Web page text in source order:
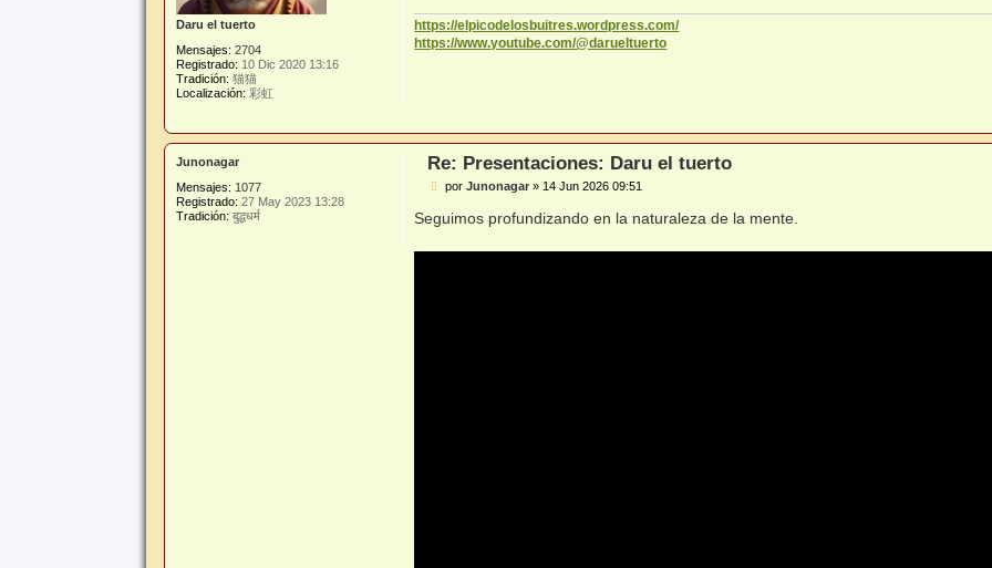
Daru el tuerto
Mensajes: 2704
Registrado: 10 Dic 2020 13:16
Tradición: 猫猫
Localización: 彩虹
https://elpicodelosbuitres.wordpress.com/
https://www.youtube.com/@darueltuerto
Junonagar
Mensajes: 1077
Registrado: 27 May 2023 13:28
Tradición: बुद्धधर्म
Re: Presentaciones: Daru el tuerto
M
n
porJunonagar » 14 Jun 2026 09:51
Seguimos profundizando en la naturaleza de la mente.